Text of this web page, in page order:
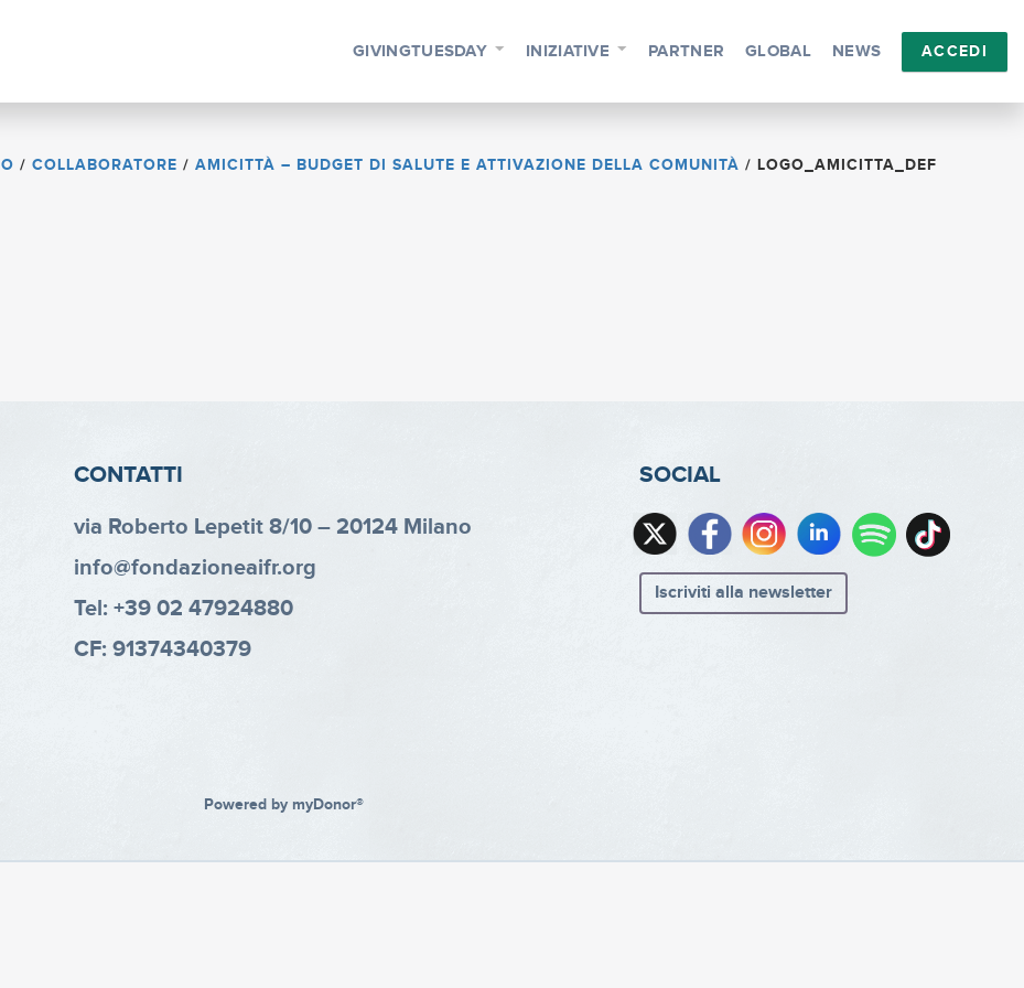
GIVINGTUESDAY INIZIATIVE PARTNER GLOBAL NEWS ACCEDI
/ COLLABORATORE / AMICITTÀ – BUDGET DI SALUTE E ATTIVAZIONE DELLA COMUNITÀ / LOGO_AMICITTA_DEF
CONTATTI
via Roberto Lepetit 8/10 – 20124 Milano
info@fondazioneaifr.org
Tel: +39 02 47924880
CF: 91374340379
SOCIAL
Iscriviti alla newsletter
Powered by myDonor®